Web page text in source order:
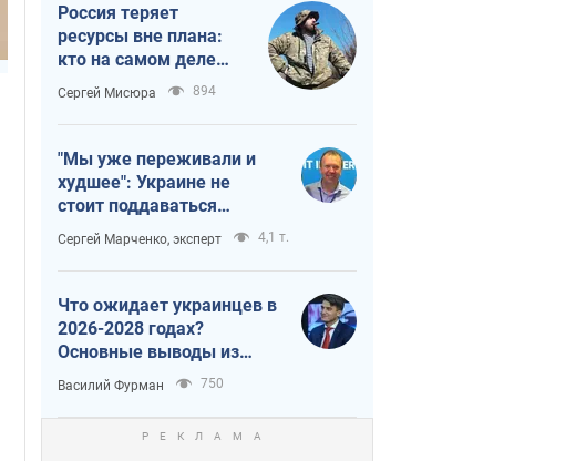
Россия теряет
ресурсы вне плана:
кто на самом деле
диктует темп войны
Сергей Мисюра 894
"Мы уже переживали и
худшее": Украине не
стоит поддаваться
отчаянию из-за
ракетного террора
Сергей Марченко, эксперт 4,1 т.
Что ожидает украинцев в
2026-2028 годах?
Основные выводы из
новых прогнозов от НБУ
Василий Фурман 750